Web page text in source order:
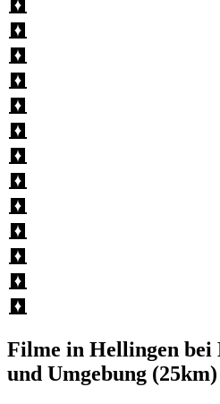
Filme in Hellingen bei
und Umgebung (25km)